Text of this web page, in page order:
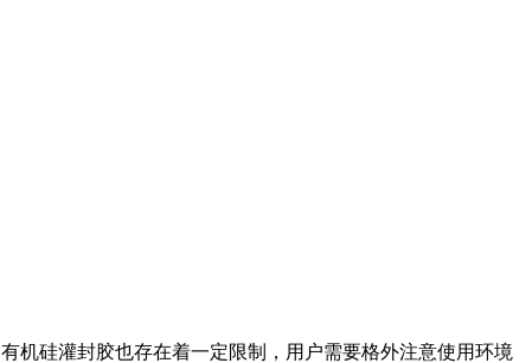
机硅灌封胶也存在着一定限制，用户需要格外注意使用环境